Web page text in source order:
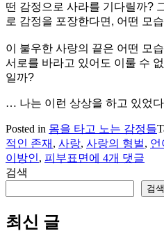
떤 감정으로 사라를 기다릴까?
로 감정을 포장한다면, 어떤 모
이 불우한 사랑의 끝은 어떤 모
서로를 바라고 있어도 이룰 수
일까?
… 나는 이런 상상을 하고 있었
Posted in 몸을 타고 노는 감정들
적인 존재 , 사랑, 사랑의 형벌, 언
이방인, 피부표면[영
스
에 4개 댓글
검색
검색
최신 글